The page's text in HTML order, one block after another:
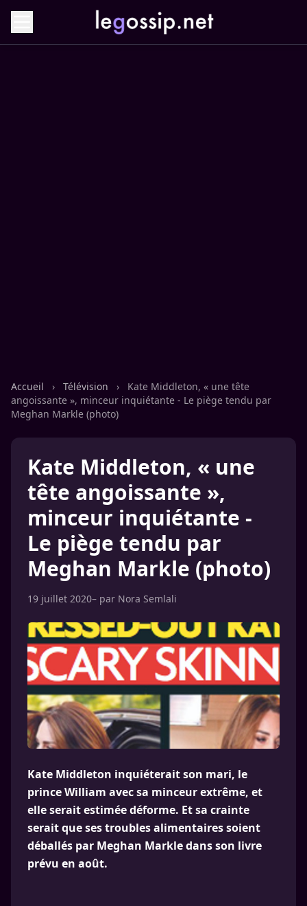
Accueil › Télévision ›
Kate Middleton, « une tête
angoissante », minceur inquiétante - Le piège tendu par
Meghan Markle (photo)
Kate Middleton, « une
tête angoissante »,
minceur inquiétante -
Le piège tendu par
Meghan Markle (photo)
19 juillet 2020– par Nora Semlali
Kate Middleton inquiéterait son mari, le
prince William avec sa minceur extrême, et
elle serait estimée déforme. Et sa crainte
serait que ses troubles alimentaires soient
déballés par Meghan Markle dans son livre
prévu en août.